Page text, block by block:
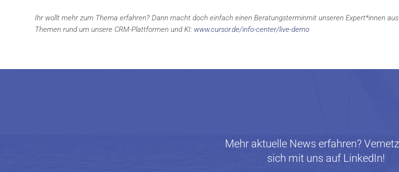
Ihr wollt mehr zum Thema erfahren? Dann macht doch einfach einen Beratungsterminmit unseren Expert*innen
Themen rund um unsere CRM-Plattformen und KI: www.cursor.de/info-center/live-demo
Mehr aktuelle News erfahren?
sich mit uns auf LinkedIn!